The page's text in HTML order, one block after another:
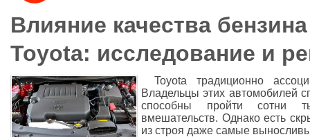
Влияние качества
Toyota: исследование и
Toyota традиционно
Владельцы этих автомобилей
способны пройти сотни
вмешательств. Однако есть
из строя даже самые